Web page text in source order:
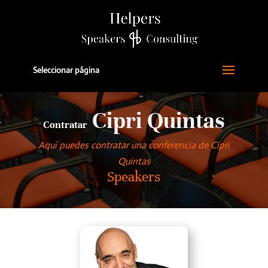
Seleccionar página
Contratar Cipri Quintas
Aquí puedes contratar una conferencia de Cipri
Quintas
Speakers